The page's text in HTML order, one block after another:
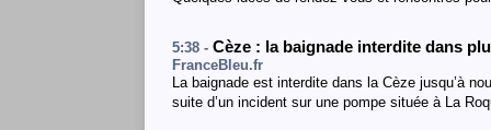
5:38 - Cèze : la baignade interdite dans
FranceBleu.fr
La baignade est interdite dans la Cèze jusqu’à
suite d’un incident sur une pompe située à La